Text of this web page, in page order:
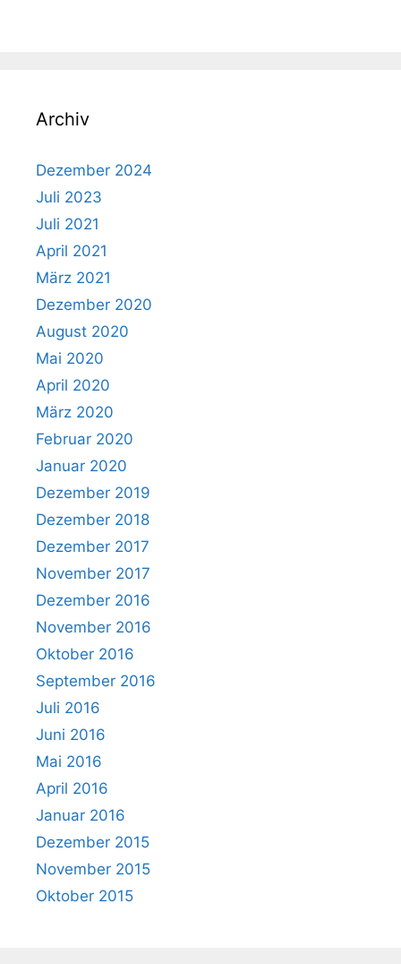
Archiv
Dezember 2024
Juli 2023
Juli 2021
April 2021
März 2021
Dezember 2020
August 2020
Mai 2020
April 2020
März 2020
Februar 2020
Januar 2020
Dezember 2019
Dezember 2018
Dezember 2017
November 2017
Dezember 2016
November 2016
Oktober 2016
September 2016
Juli 2016
Juni 2016
Mai 2016
April 2016
Januar 2016
Dezember 2015
November 2015
Oktober 2015